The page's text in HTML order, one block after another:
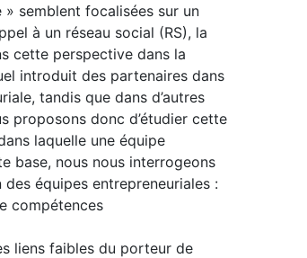
» semblent focalisées sur un
à un réseau social (RS), la
cette perspective dans la
introduit des partenaires dans
tandis que dans d’autres
proposons donc d’étudier cette
laquelle une équipe
base, nous nous interrogeons
équipes entrepreneuriales :
compétences
liens faibles du porteur de